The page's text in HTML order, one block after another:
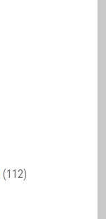
(112)